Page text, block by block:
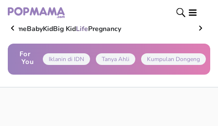
HomeBabyKidBig KidLifePregnancy
For
You
Iklanin di IDN Tanya Ahli Kumpulan Dongeng